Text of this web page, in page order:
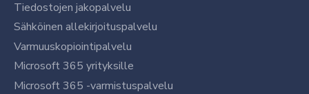
Tiedostojen jakopalvelu
Sähköinen allekirjoituspalvelu
Varmuuskopiointipalvelu
Microsoft 365 yrityksille
Microsoft 365 -varmistuspalvelu